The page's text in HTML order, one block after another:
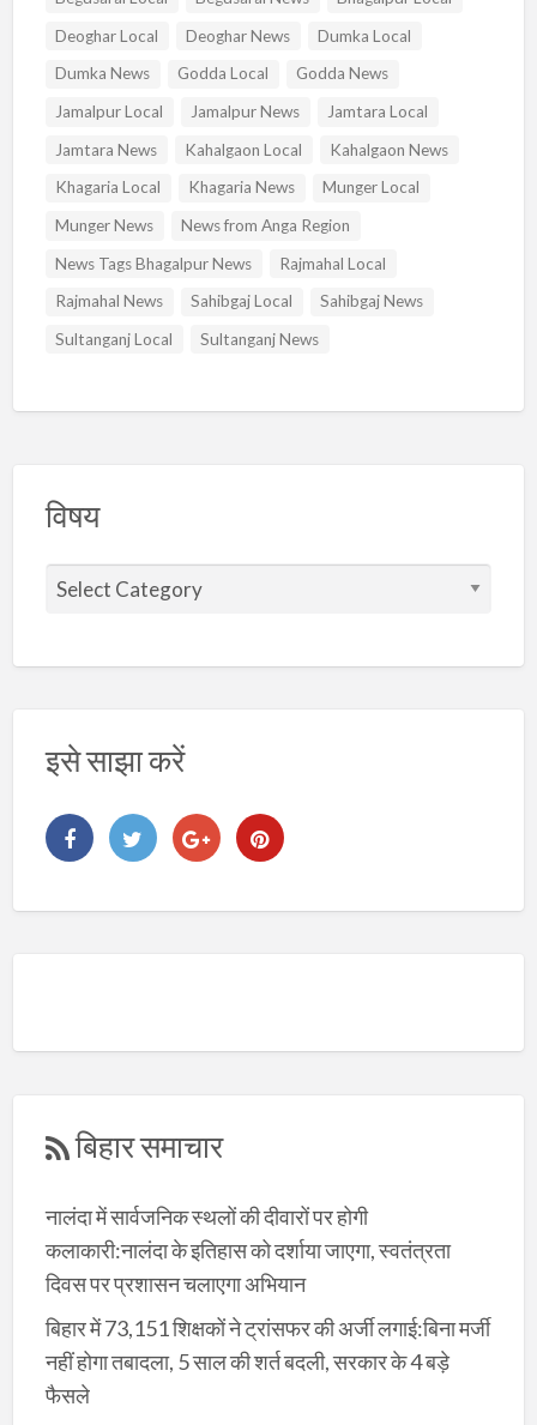
Deoghar Local
Deoghar News
Dumka Local
Dumka News
Godda Local
Godda News
Jamalpur Local
Jamalpur News
Jamtara Local
Jamtara News
Kahalgaon Local
Kahalgaon News
Khagaria Local
Khagaria News
Munger Local
Munger News
News from Anga Region
News Tags Bhagalpur News
Rajmahal Local
Rajmahal News
Sahibgaj Local
Sahibgaj News
Sultanganj Local
Sultanganj News
विषय
इसे साझा करें
बिहार समाचार
नालंदा में सार्वजनिक स्थलों की दीवारों पर होगी
कलाकारी:नालंदा के इतिहास को दर्शाया जाएगा, स्वतंत्रता
दिवस पर प्रशासन चलाएगा अभियान
बिहार में 73,151 शिक्षकों ने ट्रांसफर की अर्जी लगाई:बिना मर्जी
नहीं होगा तबादला, 5 साल की शर्त बदली, सरकार के 4 बड़े
फैसले